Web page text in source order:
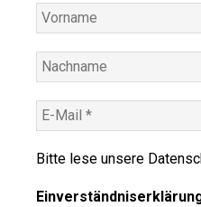
Bitte lese unsere